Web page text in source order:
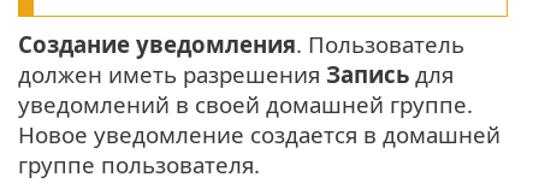
Создание уведомления. Пользователь
должен иметь разрешения Запись для
уведомлений в своей домашней группе.
Новое уведомление создается в домашней
группе пользователя.